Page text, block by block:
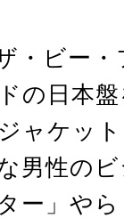
・ビー
の日本
ャケッ
男性の
ー」や